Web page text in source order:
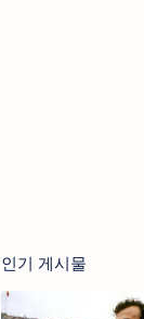
인기 게시물